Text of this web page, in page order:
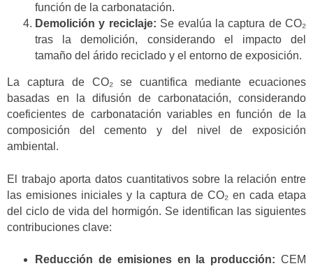
función de la carbonatación.
Demolición y reciclaje: Se evalúa la captura de CO₂
tras la demolición, considerando el impacto del
tamaño del árido reciclado y el entorno de exposición.
La captura de CO₂ se cuantifica mediante ecuaciones
basadas en la difusión de carbonatación, considerando
coeficientes de carbonatación variables en función de la
composición del cemento y del nivel de exposición
ambiental.
El trabajo aporta datos cuantitativos sobre la relación entre
las emisiones iniciales y la captura de CO₂ en cada etapa
del ciclo de vida del hormigón. Se identifican las siguientes
contribuciones clave:
Reducción de emisiones en la producción: CEM